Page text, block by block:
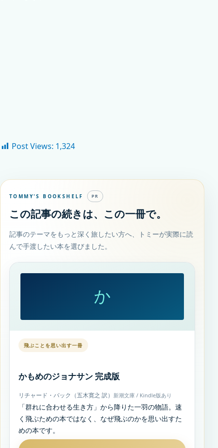
Post Views: 1,324
TOMMY'S BOOKSHELF PR
この記事の続きは、この一冊で。
記事のテーマをもっと深く旅したい方へ、トミーが実際に読
んで手渡したい本を選びました。
か
飛ぶことを思い出す一冊
かもめのジョナサン 完成版
リチャード・バック（五木寛之 訳） 新潮文庫 / Kindle版あり
「群れに合わせる生き方」から降りた一羽の物語。速
く飛ぶための本ではなく、なぜ飛ぶのかを思い出すた
めの本です。